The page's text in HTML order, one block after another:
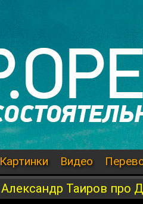
Картинки Видео
Александр Таиров про